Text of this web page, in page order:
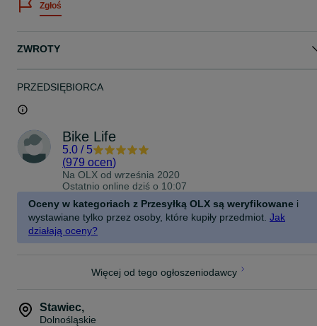
Dowód zakupu, na życzenie Faktura Vat 23%.
-- -- Faktura Vat oferowana przez OLX podczas zakupu z "wysyłką
-
Zgłoś
ZWROTY
PRZEDSIĘBIORCA
Bike Life
5.0 / 5
(979 ocen)
Na OLX od września 2020
Ostatnio online dziś o 10:07
Oceny w kategoriach z Przesyłką OLX są weryfikowane i
wystawiane tylko przez osoby, które kupiły przedmiot. Jak
działają oceny?
Więcej od tego ogłoszeniodawcy
Stawiec,
Dolnośląskie